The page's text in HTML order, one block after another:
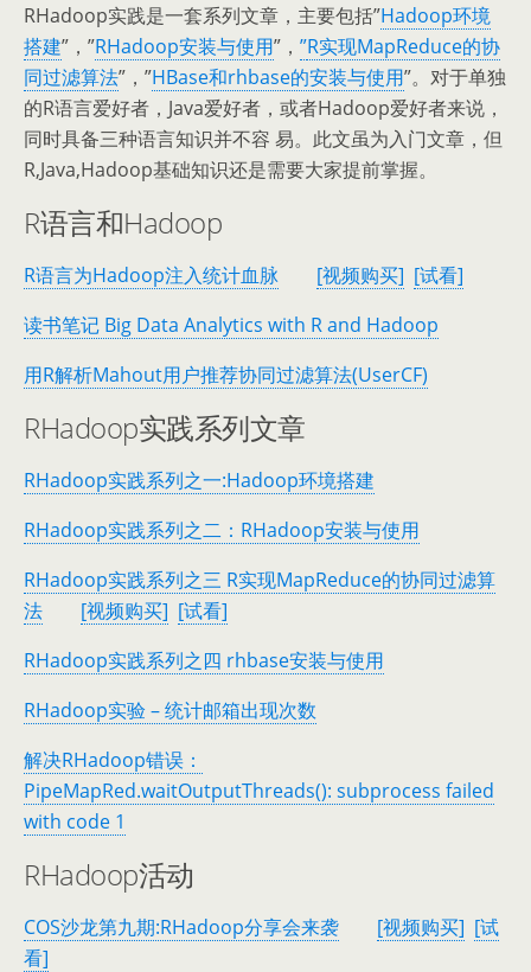
RHadoop实践是一套系列文章，主要包括”Hadoop环境
搭建”，”RHadoop安装与使用”， ”R实现MapReduce的协
同过滤算法”，”HBase和rhbase的安装与使用”。对于单独
的R语言爱好者，Java爱好者，或者Hadoop爱好者来说，
同时具备三种语言知识并不容 易。此文虽为入门文章，但
R,Java,Hadoop基础知识还是需要大家提前掌握。
R语言和Hadoop
R语言为Hadoop注入统计血脉 [视频购买] [试看]
读书笔记 Big Data Analytics with R and Hadoop
用R解析Mahout用户推荐协同过滤算法(UserCF)
RHadoop实践系列文章
RHadoop实践系列之一:Hadoop环境搭建
RHadoop实践系列之二：RHadoop安装与使用
RHadoop实践系列之三 R实现MapReduce的协同过滤算
法
[视频购买] [试看]
RHadoop实践系列之四 rhbase安装与使用
RHadoop实验 – 统计邮箱出现次数
解决RHadoop错误：
PipeMapRed.waitOutputThreads(): subprocess failed
with code 1
RHadoop活动
COS沙龙第九期:RHadoop分享会来袭 [视频购买] [试
看]